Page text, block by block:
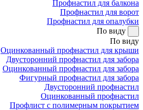
Профнастил для балкона
Профнастил для ворот
Профнастил для опалубки
По виду
По виду
Оцинкованный профнастил для крыши
Двусторонний профнастил для забора
Оцинкованный профнастил для забора
Фигурный профнастил для забора
Двусторонний профнастил
Оцинкованный профнастил
Профлист с полимерным покрытием